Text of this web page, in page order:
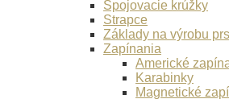
Spojovacie krúžky
Strapce
Základy na výrobu
Zapínania
Americké
Karabinky
Magnetické